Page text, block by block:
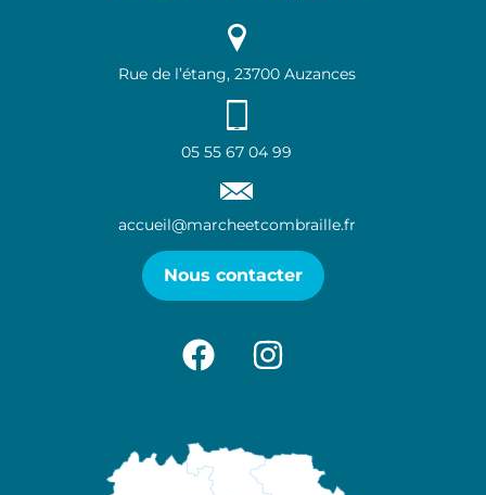
Rue de l’étang, 23700 Auzances
05 55 67 04 99
accueil@marcheetcombraille.fr
Nous contacter